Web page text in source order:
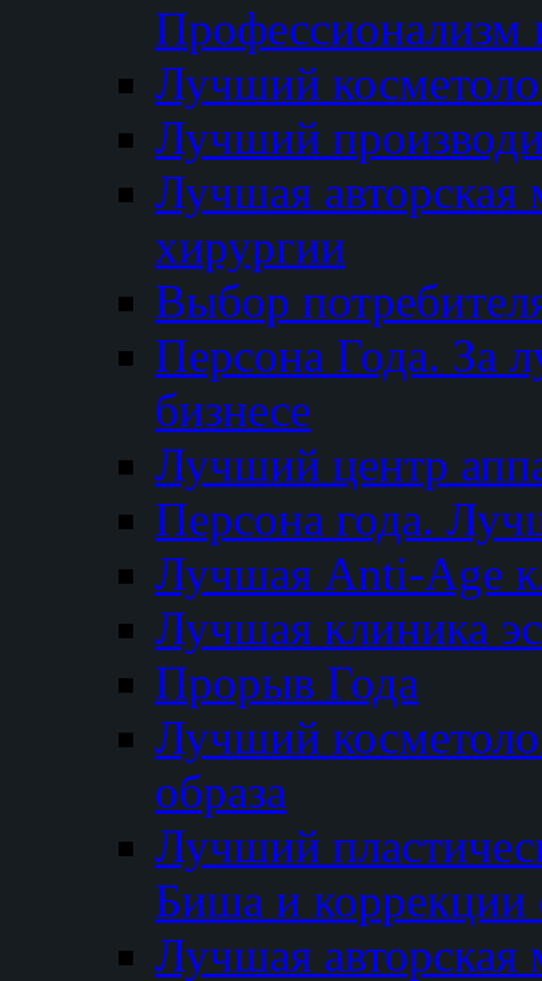
Профессионализм
Лучший
Лучший
Лучшая авторская
хирургии
Выбор
Персона Года. За
бизнесе
Лучший центр
Персона года.
Лучшая Anti-Age
Лучшая клиника
Прорыв Года
Лучший
образа
Лучший
Биша и коррекции
Лучшая авторская